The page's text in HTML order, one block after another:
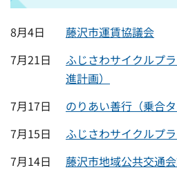
8月4日
藤沢市運賃協議会
7月21日
ふじさわサイクルプ
進計画）
7月17日
のりあい善行（乗合タ
7月15日
ふじさわサイクルプ
7月14日
藤沢市地域公共交通